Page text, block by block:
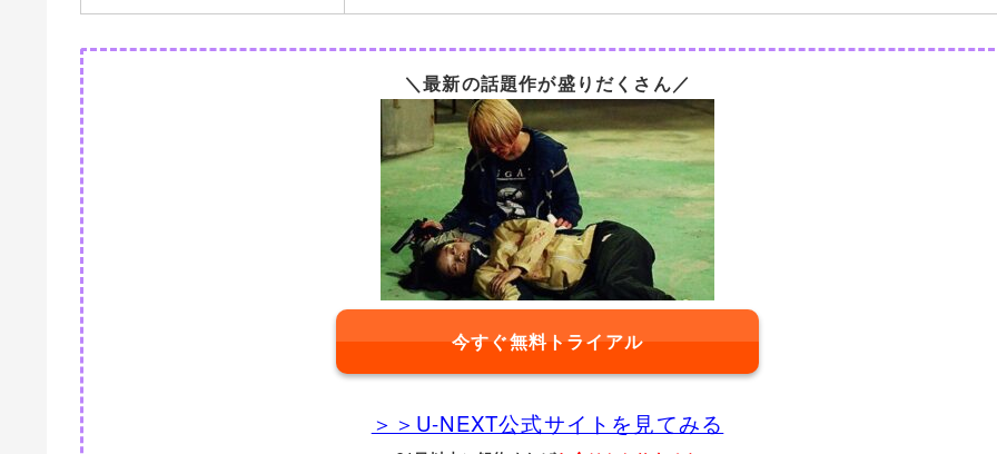
＼最新の話題作が盛りだくさん／
今すぐ無料トライアル
＞＞U-NEXT公式サイトを見てみる